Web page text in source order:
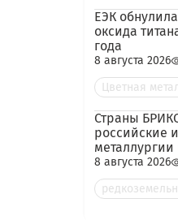
ЕЭК
оксида
года
8 августа 2026
Цветная
Страны
российские
минералам
8 августа 2026